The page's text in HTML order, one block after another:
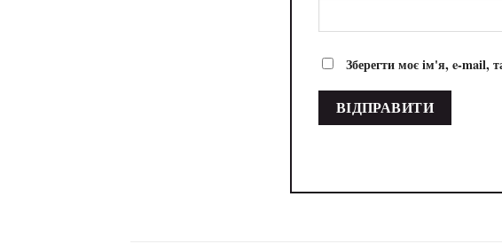
Зберегти моє ім'я, e-mail,